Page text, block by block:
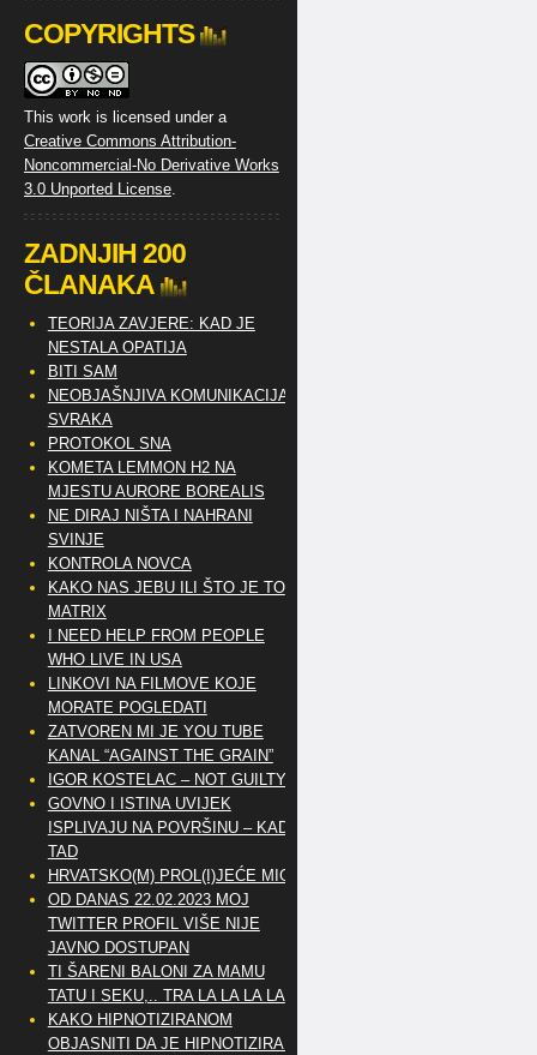
COPYRIGHTS
This work is licensed under a
Creative Commons Attribution-
Noncommercial-No Derivative Works
3.0 Unported License.
ZADNJIH 200
ČLANAKA
TEORIJA ZAVJERE: KAD JE
NESTALA OPATIJA
BITI SAM
NEOBJAŠNJIVA KOMUNIKACIJA
SVRAKA
PROTOKOL SNA
KOMETA LEMMON H2 NA
MJESTU AURORE BOREALIS
NE DIRAJ NIŠTA I NAHRANI
SVINJE
KONTROLA NOVCA
KAKO NAS JEBU ILI ŠTO JE TO
MATRIX
I NEED HELP FROM PEOPLE
WHO LIVE IN USA
LINKOVI NA FILMOVE KOJE
MORATE POGLEDATI
ZATVOREN MI JE YOU TUBE
KANAL “AGAINST THE GRAIN”
IGOR KOSTELAC – NOT GUILTY
GOVNO I ISTINA UVIJEK
ISPLIVAJU NA POVRŠINU – KAD
TAD
HRVATSKO(M) PROL(I)JEĆE MIG
OD DANAS 22.02.2023 MOJ
TWITTER PROFIL VIŠE NIJE
JAVNO DOSTUPAN
TI ŠARENI BALONI ZA MAMU
TATU I SEKU,.. TRA LA LA LA LA
KAKO HIPNOTIZIRANOM
OBJASNITI DA JE HIPNOTIZIRAN